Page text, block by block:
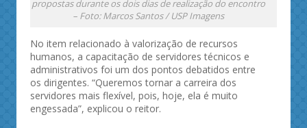
propostas durante os dois dias de realização do encontro
– Foto: Marcos Santos / USP Imagens
No item relacionado à valorização de recursos
humanos, a capacitação de servidores técnicos e
administrativos foi um dos pontos debatidos entre
os dirigentes. “Queremos tornar a carreira dos
servidores mais flexível, pois, hoje, ela é muito
engessada”, explicou o reitor.